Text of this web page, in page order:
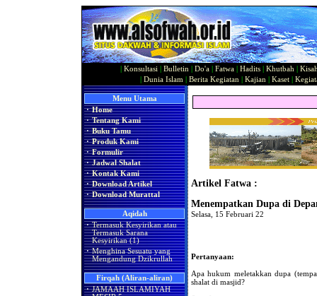
Konsultasi Bulletin Do'a Fatwa Hadits Khutbah
Dunia Islam Berita Kegiatan Kajian Kaset|
Menu Utama
· Home
· Tentang Kami
· Buku Tamu
· Produk Kami
· Formulir
· Jadwal Shalat
· Kontak Kami
· Download Artikel
· Download Murattal
Aqidah
· Termasuk Kesyirikan atau
Termasuk Sarana
Kesyirikan (1)
· Menghina Sesuatu yang
Mengandung Dzikrullah
Firqah (Aliran-aliran)
· JAMAAH ISLAMIYAH
Artikel Fatwa :
Menempatkan Dupa di
Selasa, 15 Februari 22
Pertanyaan:
Apa hukum meletakkan dupa
shalat di masjid?